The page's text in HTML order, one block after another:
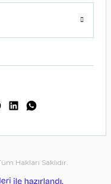
Hakları Saklıdır.
e-